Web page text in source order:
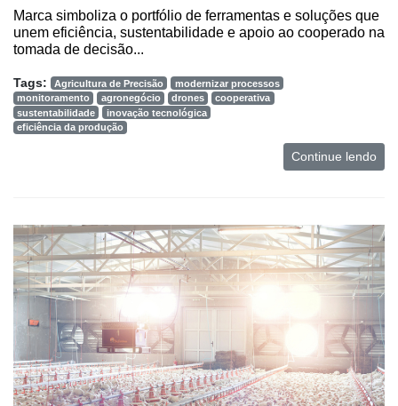
Marca simboliza o portfólio de ferramentas e soluções que
unem eficiência, sustentabilidade e apoio ao cooperado na
tomada de decisão...
Tags: Agricultura de Precisão
modernizar processos
monitoramento
agronegócio drones
cooperativa
sustentabilidade
inovação tecnológica
eficiência da produção
Continue lendo